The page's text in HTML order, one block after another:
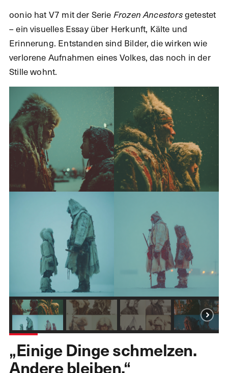
oonio hat V7 mit der Serie Frozen Ancestorsgetestet
– ein visuelles Essay über Herkunft, Kälte und
Erinnerung. Entstanden sind Bilder, die wirken wie
verlorene Aufnahmen eines Volkes, das noch in der
Stille wohnt.
„Einige Dinge schmelzen.
Andere bleiben.“